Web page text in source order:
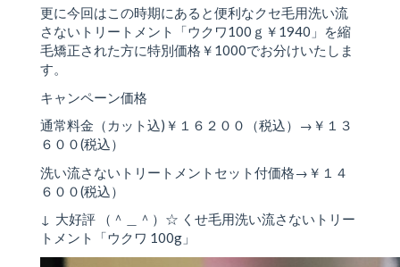
更に今回はこの時期にあると便利なクセ毛用洗い流
さないトリートメント「ウクワ100ｇ￥1940」を縮
毛矯正された方に特別価格￥1000でお分けいたしま
す。
キャンペーン価格
通常料金（カット込)￥１６２００（税込）→￥１３
６００(税込）
洗い流さないトリートメントセット付価格→￥１４
６００(税込）
↓ 大好評 （＾＿＾）☆ くせ毛用洗い流さないトリー
トメント「ウクワ 100g」